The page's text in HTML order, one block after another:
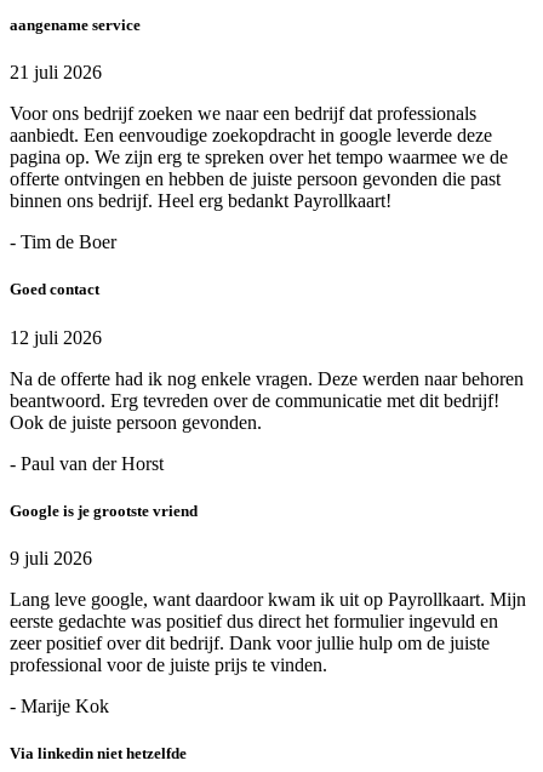
aangename service
21 juli 2026
Voor ons bedrijf zoeken we naar een bedrijf dat professionals
aanbiedt. Een eenvoudige zoekopdracht in google leverde deze
pagina op. We zijn erg te spreken over het tempo waarmee we de
offerte ontvingen en hebben de juiste persoon gevonden die past
binnen ons bedrijf. Heel erg bedankt Payrollkaart!
- Tim de Boer
Goed contact
12 juli 2026
Na de offerte had ik nog enkele vragen. Deze werden naar behoren
beantwoord. Erg tevreden over de communicatie met dit bedrijf!
Ook de juiste persoon gevonden.
- Paul van der Horst
Google is je grootste vriend
9 juli 2026
Lang leve google, want daardoor kwam ik uit op Payrollkaart. Mijn
eerste gedachte was positief dus direct het formulier ingevuld en
zeer positief over dit bedrijf. Dank voor jullie hulp om de juiste
professional voor de juiste prijs te vinden.
- Marije Kok
Via linkedin niet hetzelfde